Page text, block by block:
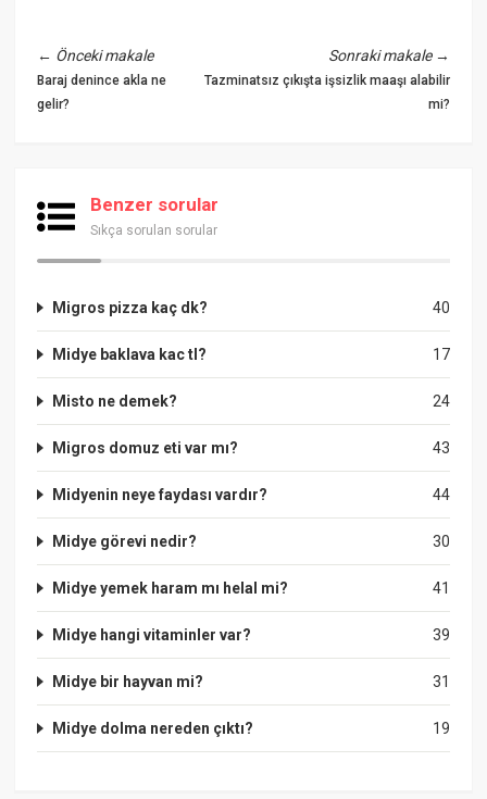
← Önceki makale
Baraj denince akla ne
gelir?
Sonraki makale→
Tazminatsız çıkışta işsizlik maaşı alabilir
mi?
Benzer sorular
Sıkça sorulan sorular
40
Migros pizza kaç dk?
17
Midye baklava kac tl?
24
Misto ne demek?
43
Migros domuz eti var mı?
44
Midyenin neye faydası vardır?
30
Midye görevi nedir?
41
Midye yemek haram mı helal mi?
39
Midye hangi vitaminler var?
31
Midye bir hayvan mi?
19
Midye dolma nereden çıktı?